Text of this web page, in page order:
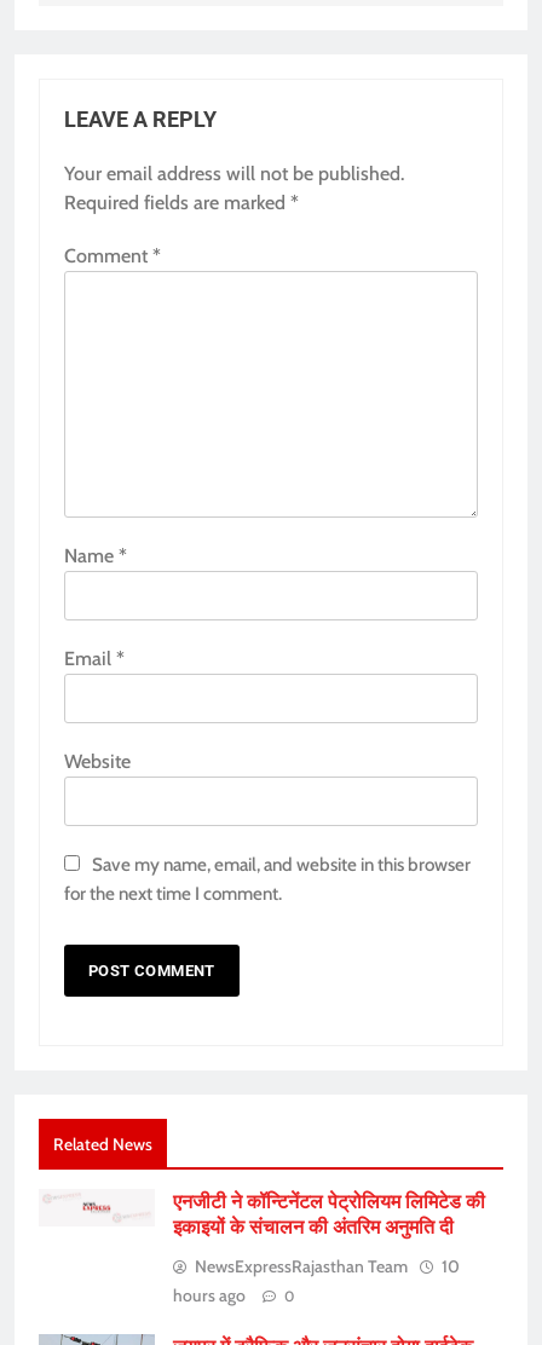
LEAVE A REPLY
Your email address will not be published.
Required fields are marked *
Comment *
Name *
Email *
Website
Save my name, email, and website in this browser
for the next time I comment.
Related News
एनजीटी ने कॉन्टिनेंटल पेट्रोलियम लिमिटेड की
इकाइयों के संचालन की अंतरिम अनुमति दी
NewsExpressRajasthan Team
10
hours ago
0